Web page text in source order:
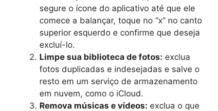
segure o ícone do aplicativo até que ele
comece a balançar, toque no “x” no canto
superior esquerdo e confirme que deseja
excluí-lo.
Limpe sua biblioteca de fotos: exclua
fotos duplicadas e indesejadas e salve o
resto em um serviço de armazenamento
em nuvem, como o iCloud.
Remova músicas e vídeos: exclua o que